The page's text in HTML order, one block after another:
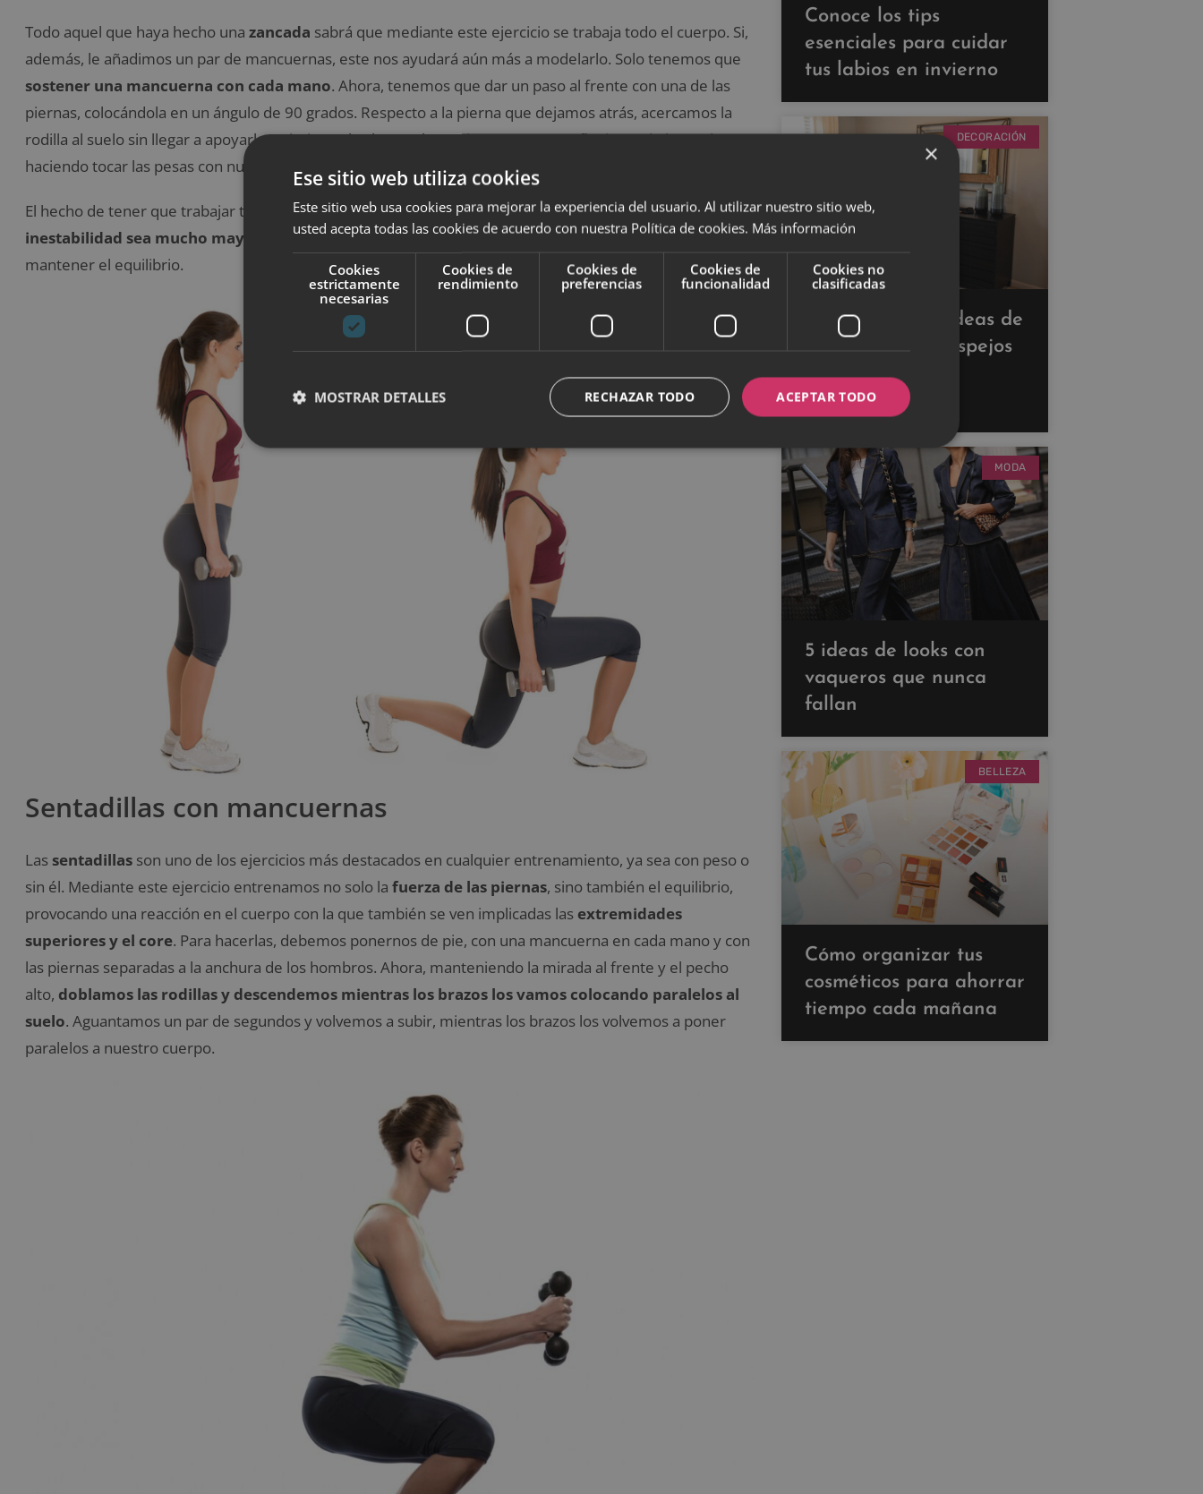
Todo aquel que haya hecho una zancada sabrá que mediante este ejercicio se trabaja todo el cuerpo. Si,
además, le añadimos un par de mancuernas, este nos ayudará aún más a modelarlo. Solo tenemos que
sostener una mancuerna con cada mano. Ahora, tenemos que dar un paso al frente con una de las
piernas, colocándola en un ángulo de 90 grados. Respecto a la pierna que dejamos atrás, acercamos la
rodilla al suelo sin llegar a apoyarla. Asimismo, los brazos los estiramos y vamos flexionando los codos
haciendo tocar las pesas con nuestro pecho según vamos cambiando de posición.
El hecho de tener que trabajar tanto con las piernas como con los brazos a la vez provoca quela
inestabilidad sea mucho mayor
. Por ello, el abdomen debemos trabajarlo máspara poder
mantener el equilibrio.
Sentadillas con mancuernas
Las sentadillas son uno de los ejercicios más destacados en cualquier entrenamiento, ya sea con peso o
sin él. Mediante este ejercicio entrenamos no solo la fuerza de las piernas, sino también el equilibrio,
provocando una reacción en el cuerpo con la que también se ven implicadas las extremidades
superiores y el core. Para hacerlas, debemos ponernos de pie, con una mancuerna en cada mano y con
las piernas separadas a la anchura de los hombros. Ahora, manteniendo la mirada al frente y el pecho
alto, doblamos las rodillas y descendemos mientras los brazos los vamos colocando paralelos al
suelo. Aguantamos un par de segundos y volvemos a subir, mientras los brazos los volvemos a poner
paralelos a nuestro cuerpo.
Conoce los tips
esenciales para cuidar
tus labios en invierno
DECORACIÓN
Descubre estas ideas de
decoración con espejos
para ampliar tus
espacios
MODA
5 ideas de looks con
vaqueros que nunca
fallan
BELLEZA
Cómo organizar tus
cosméticos para ahorrar
tiempo cada mañana
×
Ese sitio web utiliza cookies
Este sitio web usa cookies para mejorar la experiencia del usuario. Al utilizar nuestro sitio web,
usted acepta todas las cookies de acuerdo con nuestra Política de cookies. Más información
Cookies
estrictamente
necesarias
Cookies de
rendimiento
Cookies de
preferencias
Cookies de
funcionalidad
Cookies no
clasificadas
ACEPTAR TODO
RECHAZAR TODO
MOSTRAR DETALLES